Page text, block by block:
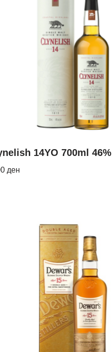
14YO 700ml 46%
ден